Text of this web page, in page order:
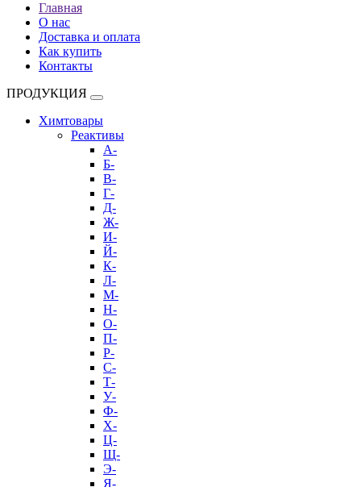
Главная
О нас
Доставка и оплата
Как купить
Контакты
ПРОДУКЦИЯ
Химтовары
Реактивы
А-
Б-
В-
Г-
Д-
Ж-
И-
Й-
К-
Л-
М-
Н-
О-
П-
Р-
С-
Т-
У-
Ф-
Х-
Ц-
Щ-
Э-
Я-